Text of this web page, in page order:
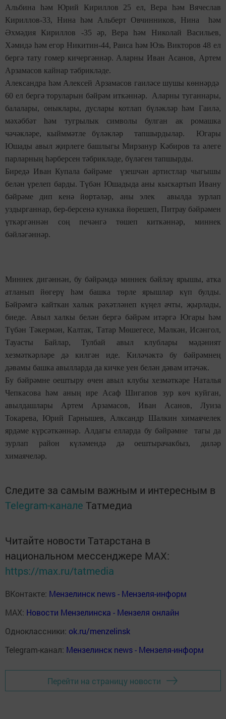
Альбина һәм Юрий Кириллов 25 ел, Вера һәм Вячеслав
Кириллов-33, Нина һәм Альберт Овчинников, Нина һәм
Әхмәдия Кириллов -35 әр, Вера һәм Николай Васильев,
Хәмидә һәм егор Никитин-44, Раиса һәм Юзь Викторов 48 ел
бергә тату гомер кичергәннәр. Аларны Иван Асанов, Артем
Арзамасов кайнар тәбрикләде.
Александра һәм Алексей Арзамасов гаиләсе шушы көннәрдә
60 ел бергә торуларын бәйрәм иткәннәр. Аларны туганнары,
балалары, оныклары, дуслары котлап бүләкләр һәм Гаилә,
мәхәббәт һәм тугрылык символы булган ак ромашка
чәчәкләре, кыйммәтле бүләкләр тапшырдылар. Югары
Юшады авыл җирлеге башлыгы Мирзанур Кәбиров та әлеге
парларның һәрберсен тәбрикләде, бүләген тапшырды.
Биредә Иван Купала бәйрәме үзешчән артистлар чыгышы
белән үрелеп барды. Түбән Юшадыда аны кыскартып Ивану
бәйрәме дип кенә йөртәләр, аны элек авылда зурлап
уздырганнар, бер-берсенә кунакка йөрешеп, Питрау бәйрәмен
үткәргәннән соң печәнгә төшеп киткәннәр, миннек
бәйләгәннәр.
Миннек дигәннән, бу бәйрәмдә миннек бәйләү ярышы, атка
атланып йөгерү һәм башка төрле ярышлар күп булды.
Бәйрәмгә кайткан халык рәхәтләнеп күңел ачты, җырлады,
биеде. Авыл халкы белән бергә бәйрәм итәргә Югары һәм
Түбән Тәкермән, Калтак, Татар Мөшегесе, Мәлкән, Исәнгол,
Тауасты Байлар, Тулбай авыл клублары мәдәният
хезмәткәрләре дә килгән иде. Киләчәктә бу бәйрәмнең
дәвамы башка авылларда да кичке уен белән дәвам итәчәк.
Бу бәйрәмне оештыру өчен авыл клубы хезмәткәре Наталья
Чепкасова һәм аның ире Асаф Шигапов зур көч куйган,
авылдашлары Артем Арзамасов, Иван Асанов, Луиза
Токарева, Юрий Гарнышев, Алксандр Шалкин химаячелек
ярдәме күрсәткәннәр. Алдагы елларда бу бәйрәмне тагы да
зурлап район күләмендә дә оештырачакбыз, диләр
химаячеләр.
Следите за самым важным и интересным в
Telegram-канале Татмедиа
Читайте новости Татарстана в
национальном мессенджере MАХ:
https://max.ru/tatmedia
ВКонтакте: Мензелинск news - Мензеля-информ
MAX: Новости Мензелинска - Мензеля онлайн
Одноклассники: ok.ru/menzelinsk
Telegram-канал: Мензелинск news - Мензеля-информ
Перейти на страницу новости